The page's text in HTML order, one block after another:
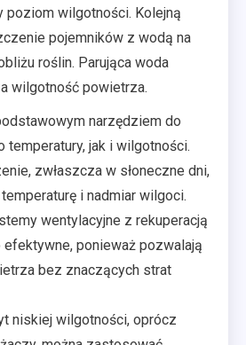
poziom wilgotności. Kolejną
pojemników z wodą na
roślin. Parująca woda
wilgotność powietrza.
narzędziem do
temperatury, jak i wilgotności.
zwłaszcza w słoneczne dni,
i nadmiar wilgoci.
wentylacyjne z rekuperacją
efektywne, ponieważ pozwalają
bez znaczących strat
niskiej wilgotności, oprócz